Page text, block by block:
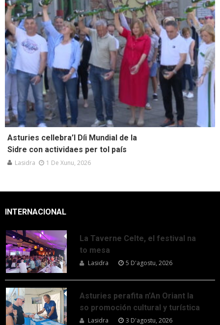
Asturies cellebra’l Díi Mundial de la
Sidre con actividaes per tol país
Lasidra 1 De Xunu, 2026
INTERNACIONAL
La Taverne Celte, el festival na
to mesa
Lasidra 5 D'agostu, 2026
Asturies perafita n’An Oriant la
so promoción cultural y turística
Lasidra 3 D'agostu, 2026